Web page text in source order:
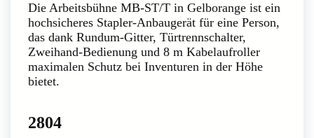
Die Arbeitsbühne MB-ST/T in Gelborange ist ein
hochsicheres Stapler-Anbaugerät für eine Person,
das dank Rundum-Gitter, Türtrennschalter,
Zweihand-Bedienung und 8 m Kabelaufroller
maximalen Schutz bei Inventuren in der Höhe
bietet.
2804